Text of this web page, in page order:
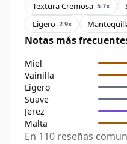
Textura Cremosa 5.7x
Ligero 2.9x
Notas más
Miel
Vainilla
Ligero
Suave
Jerez
Malta
En 110 reseñas